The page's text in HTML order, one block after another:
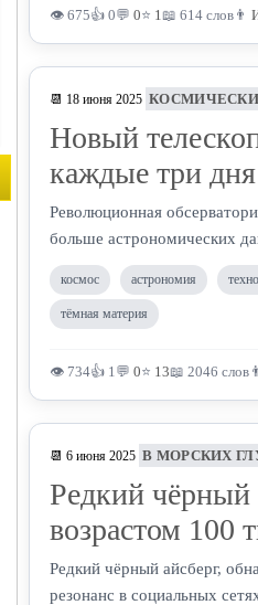
👁 675👍 0💬 0⭐ 1📖 614 слов 👨
📆 18 июня 2025
Новый
каждые три дня
Революционная
больше астрономических
космос астрономия
тёмная материя
👁 734👍 1💬 0⭐ 13📖 2046 слов 👨
📆 6 июня 2025 В МОРСКИХ
Редкий чёрный
возрастом 100
Редкий чёрный айсберг,
резонанс в социальных